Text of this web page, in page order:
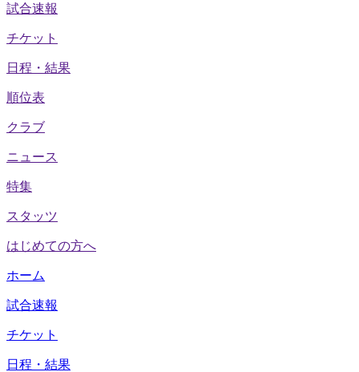
試合速報
チケット
日程・結果
順位表
クラブ
ニュース
特集
スタッツ
はじめての方へ
ホーム
試合速報
チケット
日程・結果